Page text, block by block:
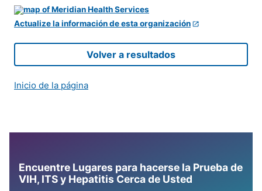
Actualize la información de esta organización
Volver a resultados
Inicio de la página
Encuentre Lugares para hacerse la Prueba de
VIH, ITS y Hepatitis Cerca de Usted